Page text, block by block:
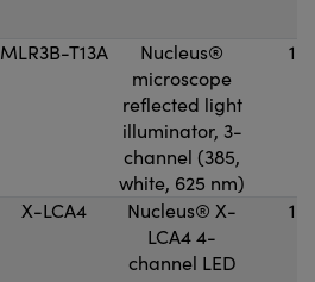
MLR3B-T13A
Nucleus®
microscope
reflected light
illuminator, 3-
channel (385,
white, 625 nm)
1
X-LCA4
Nucleus® X-
LCA4 4-
channel LED
1